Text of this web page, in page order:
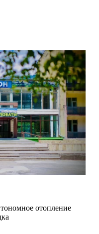
отопление